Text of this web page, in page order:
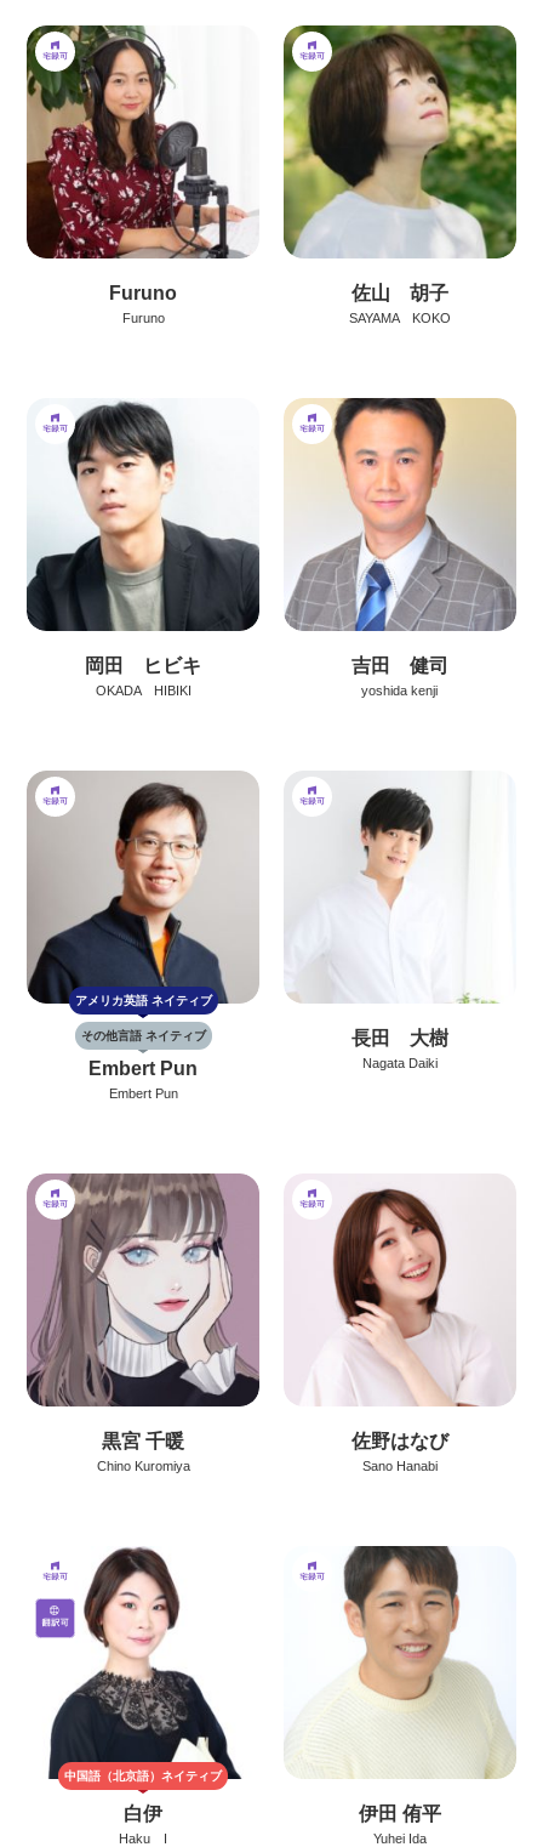
Furuno
Furuno
佐山 胡子
SAYAMA KOKO
岡田 ヒビキ
OKADA HIBIKI
吉田 健司
yoshida kenji
アメリカ英語 ネイティブ
その他言語 ネイティブ
Embert Pun
Embert Pun
長田 大樹
Nagata Daiki
黒宮 千暖
Chino Kuromiya
佐野はなび
Sano Hanabi
中国語（北京語）ネイティブ
白伊
Haku I
伊田 侑平
Yuhei Ida